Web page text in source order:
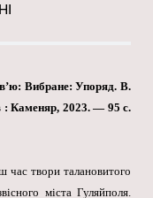
НІ
Вибране: Упоряд. В.
: Каменяр, 2023. — 95 с.
час твори талановитого
міста Гуляйполя.